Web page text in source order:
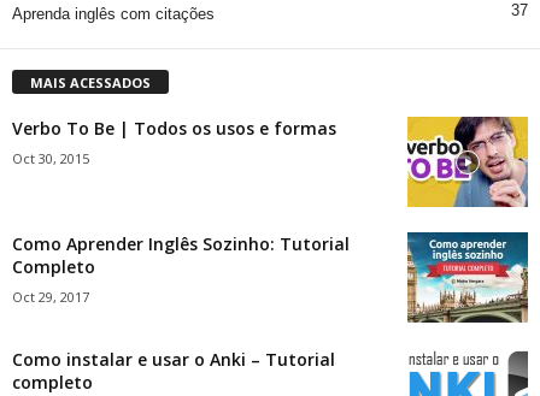
Aprenda inglês com citações 37
MAIS ACESSADOS
Verbo To Be | Todos os usos e formas
Oct 30, 2015
Como Aprender Inglês Sozinho: Tutorial
Completo
Oct 29, 2017
Como instalar e usar o Anki – Tutorial
completo